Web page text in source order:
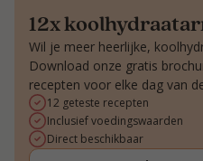
12x
Wil je meer heerlijke,
Download onze gratis
recepten voor elke dag van
12 geteste recepten
Inclusief voedingswaarden
Direct beschikbaar